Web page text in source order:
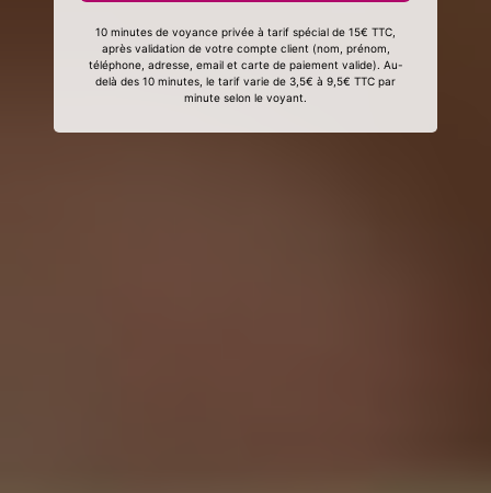
10 minutes de voyance privée à tarif spécial de 15€ TTC,
après validation de votre compte client (nom, prénom,
téléphone, adresse, email et carte de paiement valide). Au-
delà des 10 minutes, le tarif varie de 3,5€ à 9,5€ TTC par
minute selon le voyant.